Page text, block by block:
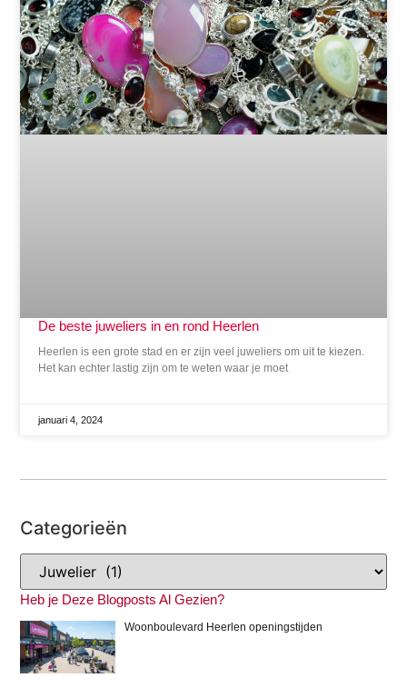
Categorieën
Heb je Deze Blogposts Al Gezien?
Woonboulevard Heerlen openingstijden
De beste juweliers in en rond Heerlen
Heerlen is een grote stad en er zijn veel juweliers om uit te kiezen.
Het kan echter lastig zijn om te weten waar je moet
januari 4, 2024